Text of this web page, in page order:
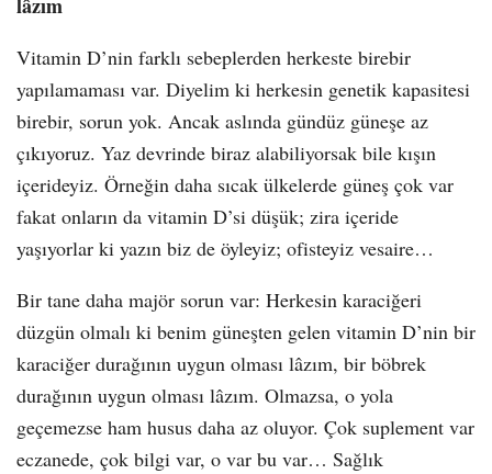
lâzım
Vitamin D’nin farklı sebeplerden herkeste birebir
yapılamaması var. Diyelim ki herkesin genetik kapasitesi
birebir, sorun yok. Ancak aslında gündüz güneşe az
çıkıyoruz. Yaz devrinde biraz alabiliyorsak bile kışın
içerideyiz. Örneğin daha sıcak ülkelerde güneş çok var
fakat onların da vitamin D’si düşük; zira içeride
yaşıyorlar ki yazın biz de öyleyiz; ofisteyiz vesaire…
Bir tane daha majör sorun var: Herkesin karaciğeri
düzgün olmalı ki benim güneşten gelen vitamin D’nin bir
karaciğer durağının uygun olması lâzım, bir böbrek
durağının uygun olması lâzım. Olmazsa, o yola
geçemezse ham husus daha az oluyor. Çok suplement var
eczanede, çok bilgi var, o var bu var… Sağlık